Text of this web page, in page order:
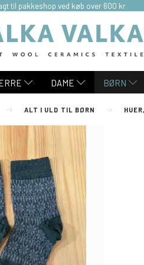
til pakkeshop ved køb over 600 kr
DAME BØRN
ALT I ULD TIL BØRN